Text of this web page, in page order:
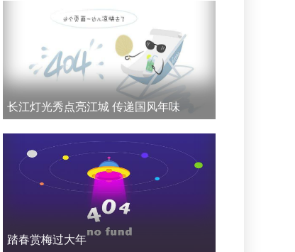
长江灯光秀点亮江城 传递国风年味
踏春赏梅过大年